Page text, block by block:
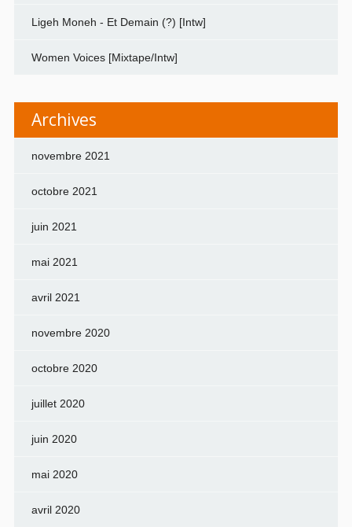
Ligeh Moneh - Et Demain (?) [Intw]
Women Voices [Mixtape/Intw]
Archives
novembre 2021
octobre 2021
juin 2021
mai 2021
avril 2021
novembre 2020
octobre 2020
juillet 2020
juin 2020
mai 2020
avril 2020